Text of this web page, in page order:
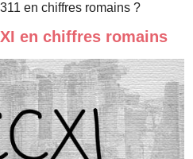
en chiffres romains ?
en chiffres romains